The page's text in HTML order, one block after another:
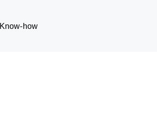
Know-how